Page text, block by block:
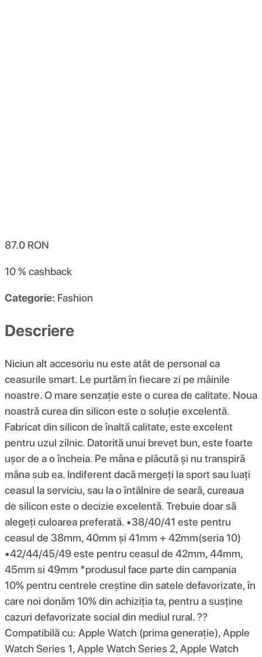
87.0 RON
10 %cashback
Categorie: Fashion
Descriere
Niciun alt accesoriu nu este atât de personal ca
ceasurile smart. Le purtăm în fiecare zi pe mâinile
noastre. O mare senzație este o curea de calitate. Noua
noastră curea din silicon este o soluție excelentă.
Fabricat din silicon de înaltă calitate, este excelent
pentru uzul zilnic. Datorită unui brevet bun, este foarte
ușor de a o încheia. Pe mâna e plăcută și nu transpiră
mâna sub ea. Indiferent dacă mergeți la sport sau luați
ceasul la serviciu, sau la o întâlnire de seară, cureaua
de silicon este o decizie excelentă. Trebuie doar să
alegeți culoarea preferată. •38/40/41 este pentru
ceasul de 38mm, 40mm și 41mm + 42mm(seria 10)
•42/44/45/49 este pentru ceasul de 42mm, 44mm,
45mm si 49mm *produsul face parte din campania
10% pentru centrele creștine din satele defavorizate, în
care noi donăm 10% din achiziția ta, pentru a susține
cazuri defavorizate social din mediul rural. ??
Compatibilă cu: Apple Watch (prima generație), Apple
Watch Series 1, Apple Watch Series 2, Apple Watch